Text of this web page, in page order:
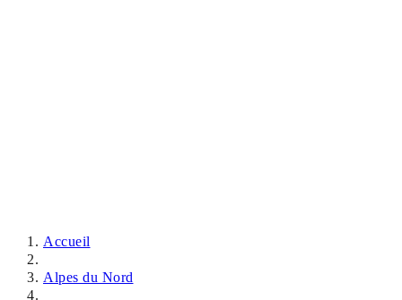
Accueil
Alpes du Nord